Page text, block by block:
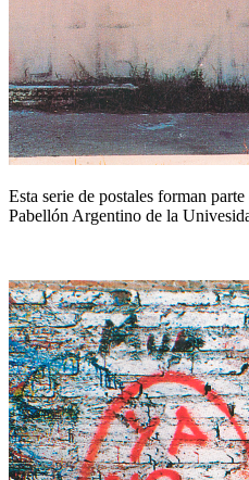
Esta serie de postales forman
Pabellón Argentino de la